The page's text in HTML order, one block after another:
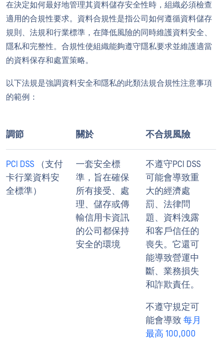
在決定如何最好地管理其資料儲存安全性時，組織必須檢查
適用的合規性要求。資料合規性是指公司如何遵循資料儲存
規則、法規和行業標準，在降低風險的同時維護資料安全、
隱私和完整性。合規性使組織能夠遵守隱私要求並維護適當
的資料保存和處置策略。
以下法規是強調資料安全和隱私的此類法規合規性注意事項
的範例：
調節 關於 不合規風險
PCI DSS （支付
卡行業資料安
全標準）
一套安全標
準，旨在確保
所有接受、處
理、儲存或傳
輸信用卡資訊
的公司都保持
安全的環境
不遵守PCI DSS
可能會導致重
大的經濟處
罰、法律問
題、資料洩露
和客戶信任的
喪失。它還可
能導致營運中
斷、業務損失
和詐欺責任。
不遵守規定可
能會導致每月
最高 100,000